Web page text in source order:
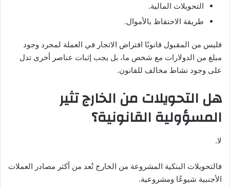
التحويلات المالية.
طريقة الاحتفاظ بالأموال.
فليس من المقبول قانونًا افتراض الاتجار في العملة لمجرد وجود
مبلغ من الدولارات مع شخص ما، بل يجب إثبات عناصر أخرى تدل
على وجود نشاط مخالف للقانون.
هل التحويلات من الخارج تثير
المسؤولية القانونية؟
لا.
فالتحويلات البنكية المشروعة من الخارج تُعد من أكثر مصادر العملات
الأجنبية شيوعًا ومشروعية.